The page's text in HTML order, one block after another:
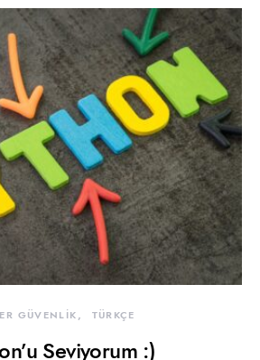
GÜVENLİK TÜRKÇE
Seviyorum :)